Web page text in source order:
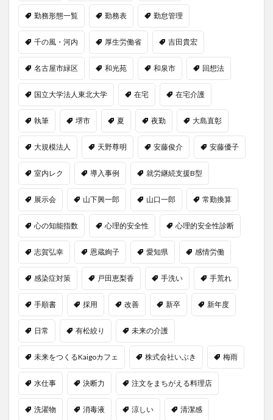
勤務形態一覧 勤務表 勤怠管理
千の風・河内 厚生労働省 吉田貴宏
名古屋市緑区 和光苑 和泉市 回想法
国立大学法人東北大学 在宅 在宅介護
執筆 堺市 夏 夜勤 大島直彰
大規模法人 天野尊明 安藤俊介 安藤優子
室内レク 導入事例 就労継続支援B型
展示会 山下興一郎 山口一郎 常勤換算
心の知能指数 心理的安全性 心理的安全性診断
志賀弘幸 恩蔵絢子 愛知県 感情労働
感染症対策 戸田恵梨香 手洗い 手荒れ
手順書 採用 改善 新卒 新年度
日常 有松絞り 未来の介護
未来をつくるKaigoカフェ 株式会社いぶき 梅雨
水仕事 決断力 注文をまちがえる料理店
洗濯物 消毒液 涼しい 清潔感